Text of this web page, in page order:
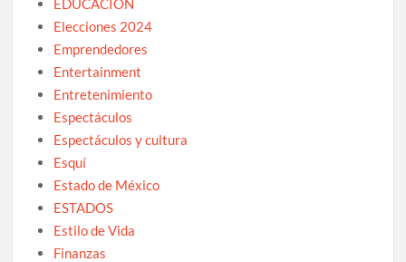
EDUCACIÓN
Elecciones 2024
Emprendedores
Entertainment
Entretenimiento
Espectáculos
Espectáculos y cultura
Esquí
Estado de México
ESTADOS
Estilo de Vida
Finanzas